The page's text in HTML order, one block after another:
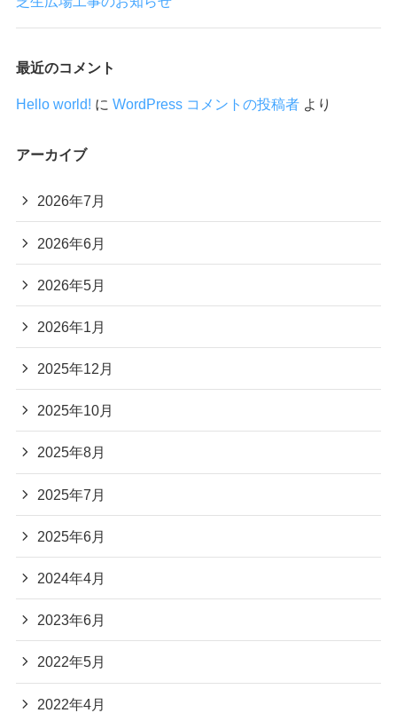
最近のコメント
Hello world! に WordPress コメントの投稿者より
アーカイブ
2026年7月
2026年6月
2026年5月
2026年1月
2025年12月
2025年10月
2025年8月
2025年7月
2025年6月
2024年4月
2023年6月
2022年5月
2022年4月